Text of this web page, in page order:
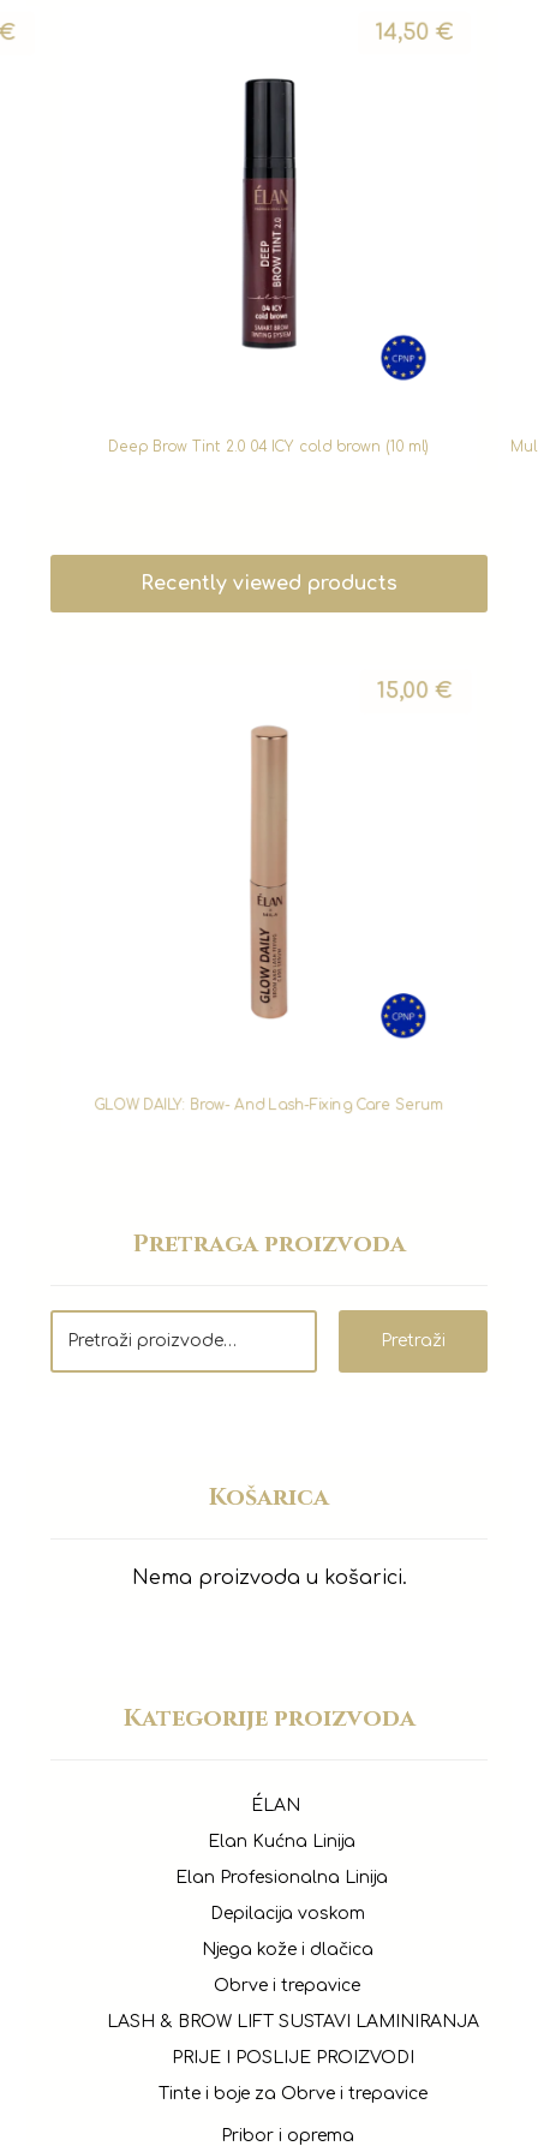
€
Deep Brow Tint 2.0 04 ICY cold brown (10 ml)
14,50 €
Recently viewed products
GLOW DAILY: Brow- And Lash-Fixing Care Serum
15,00€
Pretraga proizvoda
Pretraži
Košarica
Nema proizvoda u košarici.
Kategorije proizvoda
ÉLAN
Elan Kućna Linija
Elan Profesionalna Linija
Depilacija voskom
Njega kože i dlačica
Obrve i trepavice
LASH & BROW LIFT SUSTAVI LAMINIRANJA
PRIJE I POSLIJE PROIZVODI
Tinte i boje za Obrve i trepavice
Pribor i oprema